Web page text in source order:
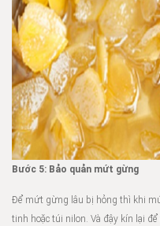
Bước 5: Bảo quản mứt gừng
Để mứt gừng lâu bị hỏng thì khi
tinh hoặc túi nilon. Và đậy kín lại